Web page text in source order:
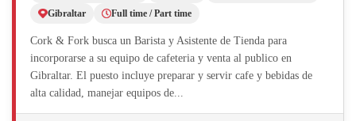
Gibraltar Full time / Part time
Cork & Fork busca un Barista y Asistente de Tienda para
incorporarse a su equipo de cafeteria y venta al publico en
Gibraltar. El puesto incluye preparar y servir cafe y bebidas de
alta calidad, manejar equipos de...